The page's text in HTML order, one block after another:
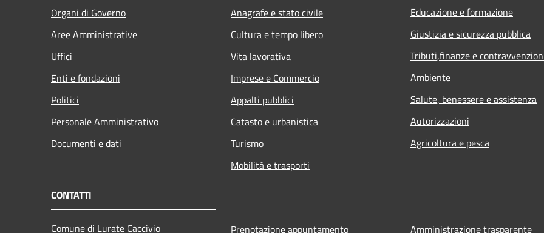
Organi di Governo
Aree Amministrative
Uffici
Enti e fondazioni
Politici
Personale Amministrativo
Documenti e dati
Anagrafe e stato civile
Cultura e tempo libero
Vita lavorativa
Imprese e Commercio
Appalti pubblici
Catasto e urbanistica
Turismo
Mobilità e trasporti
Educazione e formazione
Giustizia e sicurezza pubblica
Tributi,finanze e
Ambiente
Salute, benessere e assistenza
Autorizzazioni
Agricoltura e pesca
CONTATTI
Comune di Lurate Caccivio Prenotazione appuntamento Amministrazione trasparente